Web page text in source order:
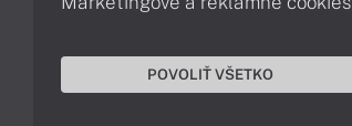
Obchodné podmienky
Ochrana osobných údajov
POVOLIŤ VŠETKO